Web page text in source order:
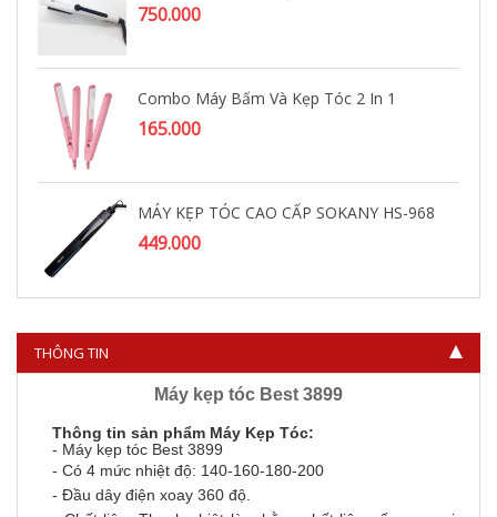
750.000
Combo Máy Bấm Và Kẹp Tóc 2 In 1
165.000
MÁY KẸP TÓC CAO CẤP SOKANY HS-968
449.000
THÔNG TIN
Máy kẹp tóc Best 3899
Thông tin sản phẩm Máy Kẹp Tóc:
- Máy kẹp tóc Best 3899
- Có 4 mức nhiệt độ: 140-160-180-200
- Đầu dây điện xoay 360 độ.